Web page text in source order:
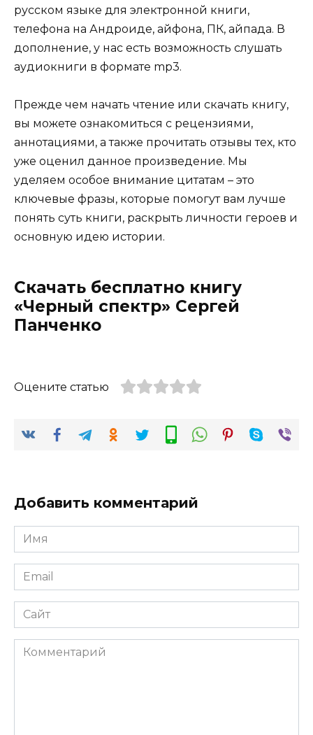
русском языке для электронной книги,
телефона на Андроиде, айфона, ПК, айпада. В
дополнение, у нас есть возможность слушать
аудиокниги в формате mp3.
Прежде чем начать чтение или скачать книгу,
вы можете ознакомиться с рецензиями,
аннотациями, а также прочитать отзывы тех, кто
уже оценил данное произведение. Мы
уделяем особое внимание цитатам – это
ключевые фразы, которые помогут вам лучше
понять суть книги, раскрыть личности героев и
основную идею истории.
Скачать бесплатно книгу
«Черный спектр» Сергей
Панченко
Оцените статью
Добавить комментарий
Имя
*
Email
*
Сайт
Комментарий